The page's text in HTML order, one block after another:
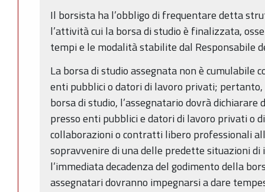
Il borsista ha l’obbligo di frequentare detta
l’attività cui la borsa di studio è finalizzata,
tempi e le modalità stabilite dal Responsabile
La borsa di studio assegnata non è cumulabile
enti pubblici o datori di lavoro privati;
borsa di studio, l’assegnatario dovrà
presso enti pubblici e datori di lavoro privati o
collaborazioni o contratti libero professionali
sopravvenire di una delle predette situazioni
l’immediata decadenza del godimento della
assegnatari dovranno impegnarsi a dare